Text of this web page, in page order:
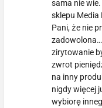
sama nie
sklepu Media
Pani, że nie
zirytowanie
zwrot
na inny
nigdy więcej
wybiorę